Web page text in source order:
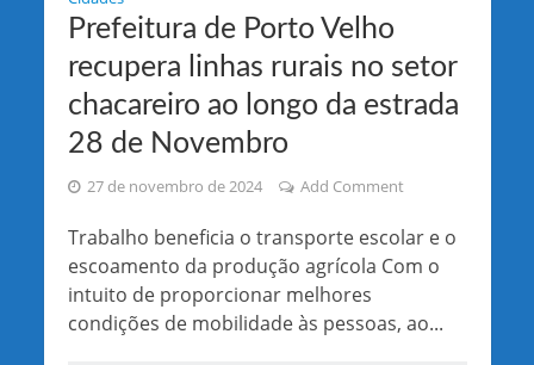
Prefeitura de Porto Velho
recupera linhas rurais no setor
chacareiro ao longo da estrada
28 de Novembro
27 de novembro de 2024 Add Comment
Trabalho beneficia o transporte escolar e o
escoamento da produção agrícola Com o
intuito de proporcionar melhores
condições de mobilidade às pessoas, ao...